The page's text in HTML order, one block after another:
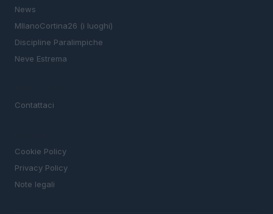
News
MIlanoCortina26 (i luoghi)
Discipline Paralimpiche
Neve Estrema
Contattaci
Cookie Policy
Privacy Policy
Note legali